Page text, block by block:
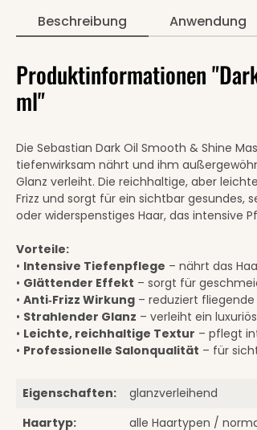
Beschreibung Anwendung
Produktinformationen
ml"
Die Sebastian Dark Oil Smooth & Shine
tiefenwirksam nährt und ihm
Glanz verleiht. Die reichhaltige, aber
Frizz und sorgt für ein sichtbar gesundes,
oder widerspenstiges Haar, das intensive
Vorteile:
• Intensive Tiefenpflege – nährt das
• Glättender Effekt – sorgt für
• Anti‑Frizz Wirkung – reduziert fliegende
• Strahlender Glanz – verleiht ein
• Leichte, reichhaltige Textur – pflegt
• Professionelle Salonqualität – für
Eigenschaften:
glanzverleihend
Haartyp:
alle Haartypen /